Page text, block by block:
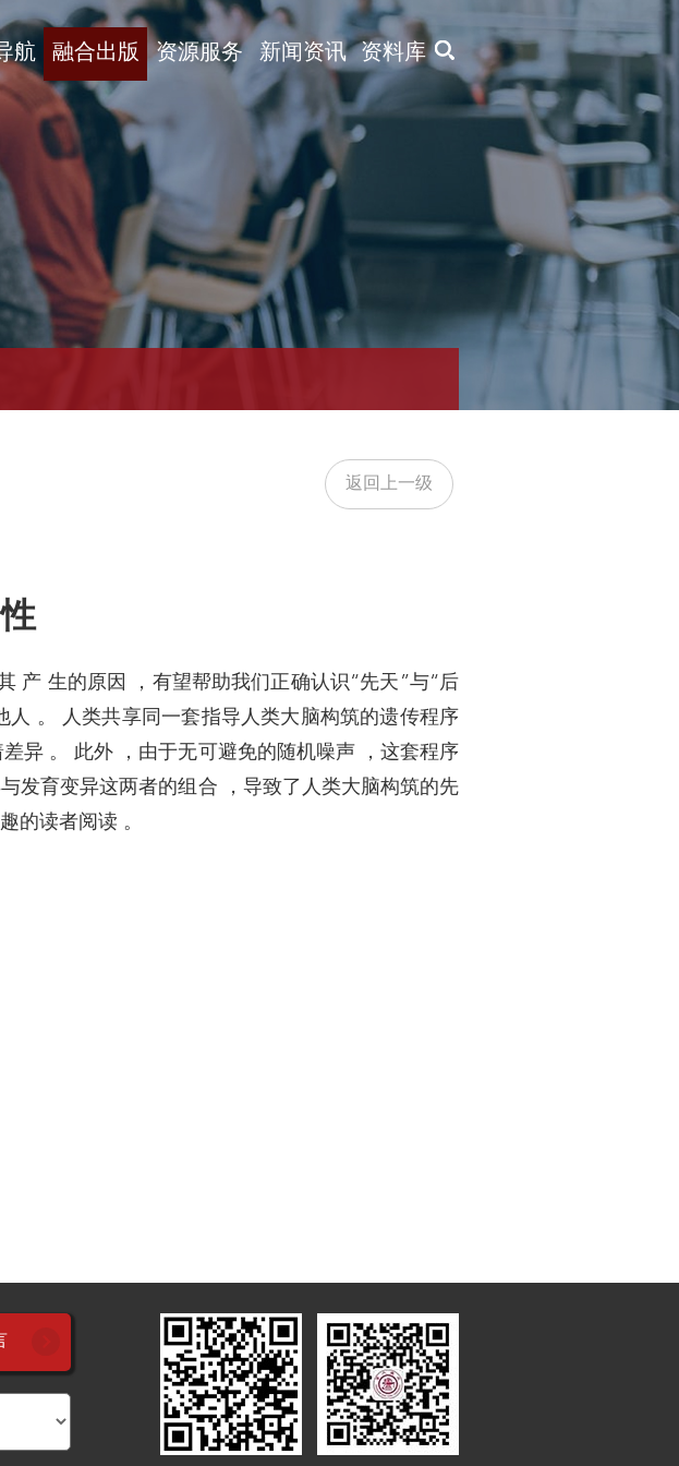
X
航 融合出版 资源服务 新闻资讯 资料库
返回上一级
产 生的原因 ，有望帮助我们正确认识“先天”与“后
。 人类共享同一套指导人类大脑构筑的遗传程序
异 。 此外 ，由于无可避免的随机噪声 ，这套程序
发育变异这两者的组合 ，导致了人类大脑构筑的先
的读者阅读 。